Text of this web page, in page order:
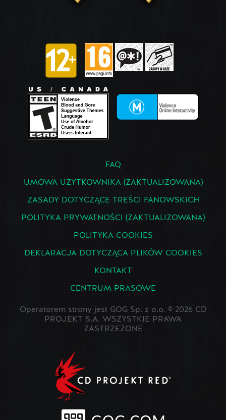
FAQ
UMOWA UŻYTKOWNIKA (ZAKTUALIZOWANA)
ZASADY DOTYCZĄCE TREŚCI FANOWSKICH
POLITYKA PRYWATNOŚCI (ZAKTUALIZOWANA)
POLITYKA COOKIES
DEKLARACJA DOTYCZĄCA PLIKÓW COOKIES
KONTAKT
CENTRUM PRASOWE
Operatorem strony jest GOG Sp. z o.o. © 2026 CD
PROJEKT S.A. WSZYSTKIE PRAWA
ZASTRZEŻONE